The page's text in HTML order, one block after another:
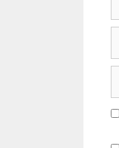
址
網
網